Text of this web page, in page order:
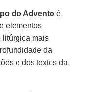
do Advento é
elementos
litúrgica mais
da
e dos textos da